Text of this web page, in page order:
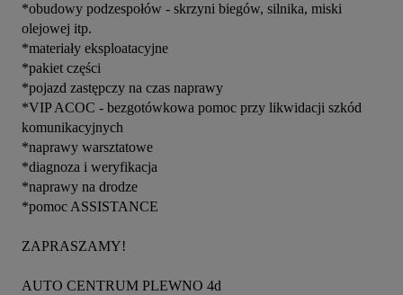
*obudowy podzespołów - skrzyni biegów, silnika, miski
olejowej itp.
*materiały eksploatacyjne
*pakiet części
*pojazd zastępczy na czas naprawy
*VIP ACOC - bezgotówkowa pomoc przy likwidacji szkód
komunikacyjnych
*naprawy warsztatowe
*diagnoza i weryfikacja
*naprawy na drodze
*pomoc ASSISTANCE
ZAPRASZAMY!
AUTO CENTRUM PLEWNO 4d